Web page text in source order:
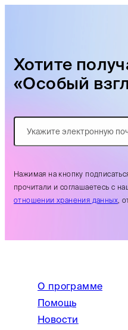
Хотите
«Особый
Нажимая на кнопку
прочитали и соглашаетесь с
отношении хранения данных,
О программе
Помощь
Новости